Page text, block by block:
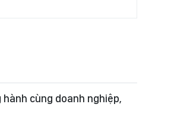
cùng doanh nghiệp,